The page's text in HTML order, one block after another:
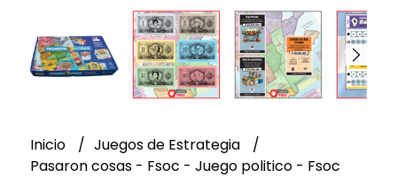
Inicio
Juegos de Estrategia
Pasaron cosas - Fsoc - Juego politico - Fsoc